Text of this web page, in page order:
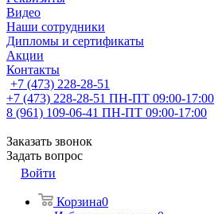
Видео
Наши сотрудники
Дипломы и сертификаты
Акции
Контакты
+7 (473) 228-28-51
+7 (473) 228-28-51 ПН-ПТ 09:00-17:00
8 (961) 109-06-41 ПН-ПТ 09:00-17:00
Заказать звонок
Задать вопрос
Войти
Корзина0